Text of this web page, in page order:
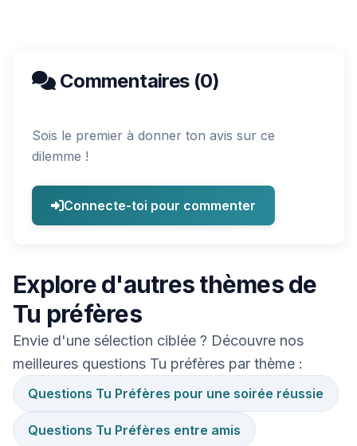
Commentaires (0)
Sois le premier à donner ton avis sur ce
dilemme !
Connecte-toi pour commenter
Explore d'autres thèmes de
Tu préfères
Envie d'une sélection ciblée ? Découvre nos
meilleures questions Tu préfères par thème :
Questions Tu Préfères pour une soirée réussie
Questions Tu Préfères entre amis